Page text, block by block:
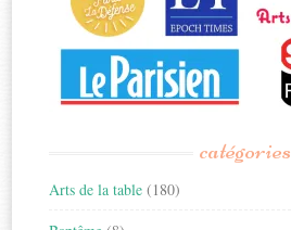
catégories
Arts de la table (180)